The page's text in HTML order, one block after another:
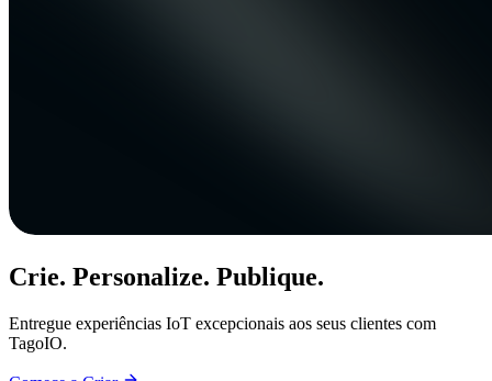
Crie. Personalize. Publique.
Entregue experiências IoT excepcionais aos seus clientes com
TagoIO.